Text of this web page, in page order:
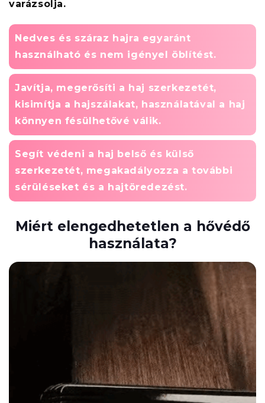
varázsolja.
Nedves és száraz hajra egyaránt
használható és nem igényel öblítést.
Javítja, megerősíti a haj szerkezetét,
kisimítja a hajszálakat, használatával a haj
könnyen fésülhetővé válik.
Segít védeni a haj belső és külső
szerkezetét, megakadályozza a további
sérüléseket és a hajtöredezést.
Miért elengedhetetlen a hővédő
használata?